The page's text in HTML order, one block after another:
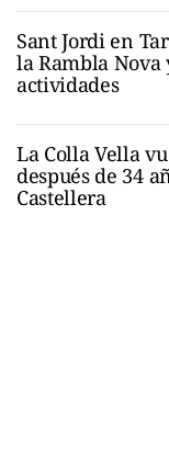
Sant Jordi en
la Rambla
actividades
La Colla Vella
después de 34
Castellera